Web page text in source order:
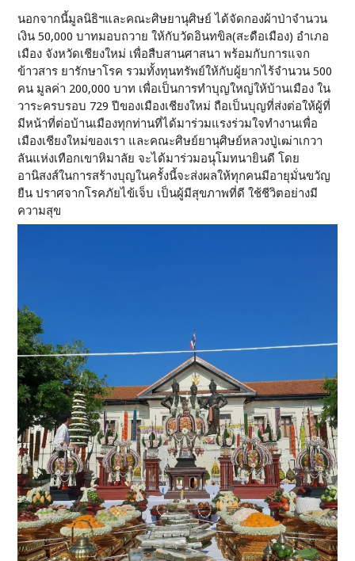
นอกจากนี้มูลนิธิฯและคณะศิษยานุศิษย์ ได้จัดกองผ้าป่าจำนวน
เงิน 50,000 บาทมอบถวาย ให้กับวัดอินทขิล(สะดือเมือง) อำเภอ
เมือง จังหวัดเชียงใหม่ เพื่อสืบสานศาสนา พร้อมกับการแจก
ข้าวสาร ยารักษาโรค รวมทั้งทุนทรัพย์ให้กับผู้ยากไร้จำนวน 500
คน มูลค่า 200,000 บาท เพื่อเป็นการทำบุญใหญ่ให้บ้านเมือง ใน
วาระครบรอบ 729 ปีของเมืองเชียงใหม่ ถือเป็นบุญที่ส่งต่อให้ผู้ที่
มีหน้าที่ต่อบ้านเมืองทุกท่านที่ได้มาร่วมแรงร่วมใจทำงานเพื่อ
เมืองเชียงใหม่ของเรา และคณะศิษย์ยานุศิษย์หลวงปู่เฒ่าเกวา
ลันแห่งเทือกเขาหิมาลัย จะได้มาร่วมอนุโมทนายินดี โดย
อานิสงส์ในการสร้างบุญในครั้งนี้จะส่งผลให้ทุกคนมีอายุมั่นขวัญ
ยืน ปราศจากโรคภัยไข้เจ็บ เป็นผู้มีสุขภาพที่ดี ใช้ชีวิตอย่างมี
ความสุข